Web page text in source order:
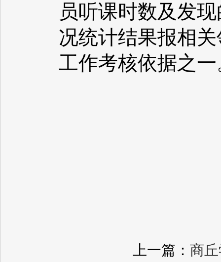
员听课时数及发
况统计结果报相
工作考核依据之一
上一篇： 商